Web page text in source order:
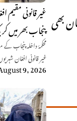
غیر قانونی
پنجاب بھر میں
غیر قانونی افغان
9, 2026
بھی